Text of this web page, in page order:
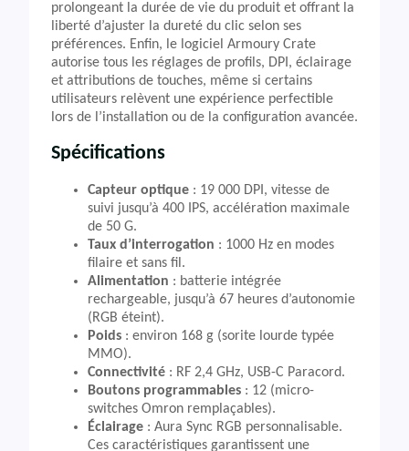
prolongeant la durée de vie du produit et offrant la
liberté d’ajuster la dureté du clic selon ses
préférences. Enfin, le logiciel Armoury Crate
autorise tous les réglages de profils, DPI, éclairage
et attributions de touches, même si certains
utilisateurs relèvent une expérience perfectible
lors de l’installation ou de la configuration avancée.
Spécifications
Capteur optique : 19 000 DPI, vitesse de
suivi jusqu’à 400 IPS, accélération maximale
de 50 G.
Taux d’interrogation : 1000 Hz en modes
filaire et sans fil.
Alimentation : batterie intégrée
rechargeable, jusqu’à 67 heures d’autonomie
(RGB éteint).
Poids : environ 168 g (sorite lourde typée
MMO).
Connectivité : RF 2,4 GHz, USB-C Paracord.
Boutons programmables : 12 (micro-
switches Omron remplaçables).
Éclairage : Aura Sync RGB personnalisable.
Ces caractéristiques garantissent une